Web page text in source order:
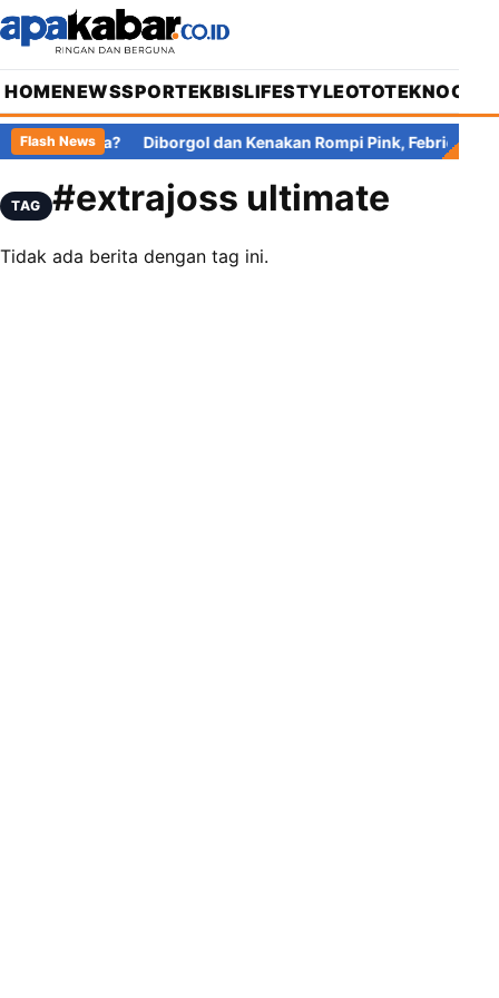
HOMENEWSSPORTEKBISLIFESTYLEOTOTEKNO
Flash News
di Mana? Diborgol dan Kenakan Rompi Pink, Febrie
TAG #extrajoss ultimate
Tidak ada berita dengan tag ini.